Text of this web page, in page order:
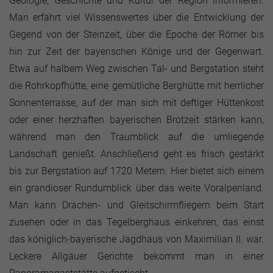
Man erfährt viel Wissenswertes über die Entwicklung der
Gegend von der Steinzeit, über die Epoche der Römer bis
hin zur Zeit der bayerischen Könige und der Gegenwart.
Etwa auf halbem Weg zwischen Tal- und Bergstation steht
die Rohrkopfhütte, eine gemütliche Berghütte mit herrlicher
Sonnenterrasse, auf der man sich mit deftiger Hüttenkost
oder einer herzhaften bayerischen Brotzeit stärken kann,
während man den Traumblick auf die umliegende
Landschaft genießt. Anschließend geht es frisch gestärkt
bis zur Bergstation auf 1720 Metern. Hier bietet sich einem
ein grandioser Rundumblick über das weite Voralpenland.
Man kann Drachen- und Gleitschirmfliegern beim Start
zusehen oder in das Tegelberghaus einkehren, das einst
das königlich-bayerische Jagdhaus von Maximilian II. war.
Leckere Allgäuer Gerichte bekommt man in einer